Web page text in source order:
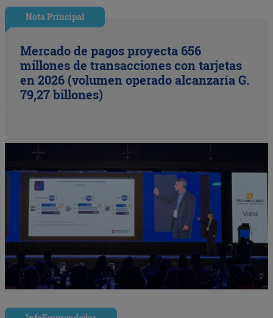
Nota Principal
Mercado de pagos proyecta 656
millones de transacciones con tarjetas
en 2026 (volumen operado alcanzaría G.
79,27 billones)